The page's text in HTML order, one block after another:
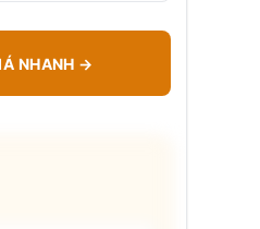
NHANH →